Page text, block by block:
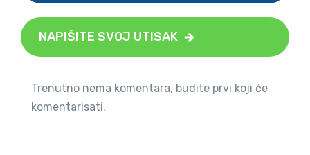
NAPIŠITE SVOJ UTISAK
Trenutno nema komentara, budite prvi koji će
komentarisati.